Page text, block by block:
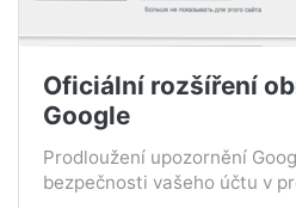
Oficiální rozšíření
Google
Prodloužení upozornění
bezpečnosti vašeho účtu v